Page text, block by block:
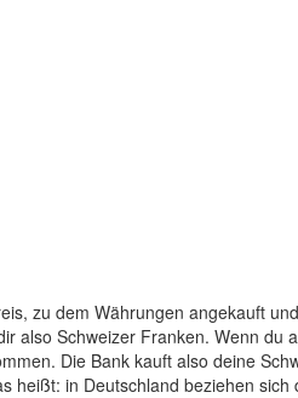
zu dem Währungen angekauft
also Schweizer Franken. Wenn du
Die Bank kauft also deine
heißt: in Deutschland beziehen sich